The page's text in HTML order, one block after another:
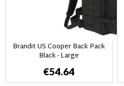
Brandit US Cooper Back Pack
Black - Large
€54.64